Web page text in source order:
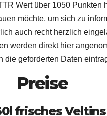
Wert über 1050 Punkten
möchte, um sich zu
auch recht herzlich
werden direkt hier
die geforderten Daten
Preise
frisches Veltins